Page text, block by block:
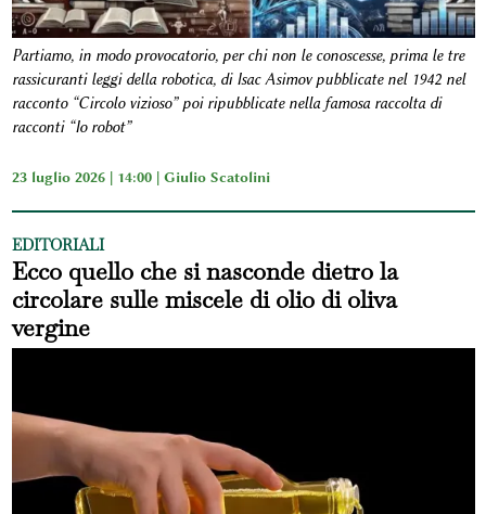
Partiamo, in modo provocatorio, per chi non le conoscesse, prima le tre
rassicuranti leggi della robotica, di Isac Asimov pubblicate nel 1942 nel
racconto “Circolo vizioso” poi ripubblicate nella famosa raccolta di
racconti “Io robot”
23 luglio 2026 | 14:00 | Giulio Scatolini
EDITORIALI
Ecco quello che si nasconde dietro la
circolare sulle miscele di olio di oliva
vergine